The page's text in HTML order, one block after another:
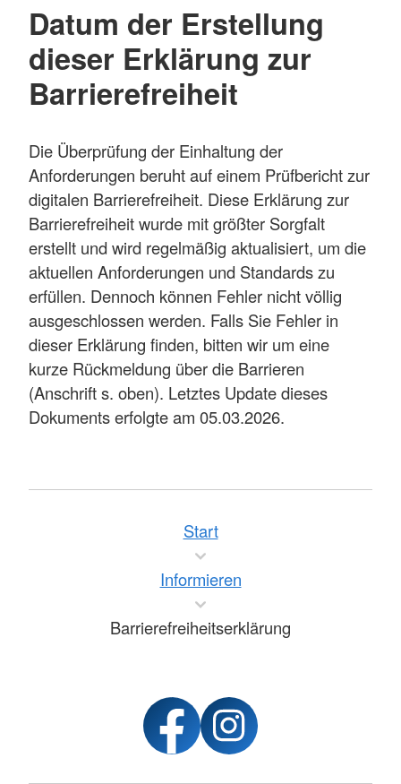
Datum der Erstellung
dieser Erklärung zur
Barrierefreiheit
Die Überprüfung der Einhaltung der
Anforderungen beruht auf einem Prüfbericht zur
digitalen Barrierefreiheit. Diese Erklärung zur
Barrierefreiheit wurde mit größter Sorgfalt
erstellt und wird regelmäßig aktualisiert, um die
aktuellen Anforderungen und Standards zu
erfüllen. Dennoch können Fehler nicht völlig
ausgeschlossen werden. Falls Sie Fehler in
dieser Erklärung finden, bitten wir um eine
kurze Rückmeldung über die Barrieren
(Anschrift s. oben). Letztes Update dieses
Dokuments erfolgte am 05.03.2026.
Start
Informieren
Barrierefreiheitserklärung